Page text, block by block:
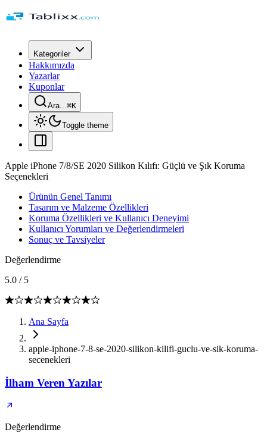
Kategoriler
Hakkımızda
Yazarlar
Kuponlar
Ara...⌘K
Toggle theme
Apple iPhone 7/8/SE 2020 Silikon Kılıfı: Güçlü ve Şık Koruma
Seçenekleri
Ürünün Genel Tanımı
Tasarım ve Malzeme Özellikleri
Koruma Özellikleri ve Kullanıcı Deneyimi
Kullanıcı Yorumları ve Değerlendirmeleri
Sonuç ve Tavsiyeler
Değerlendirme
5.0 / 5
Ana Sayfa
apple-iphone-7-8-se-2020-silikon-kilifi-guclu-ve-sik-koruma-
secenekleri
İlham Veren Yazılar
Değerlendirme